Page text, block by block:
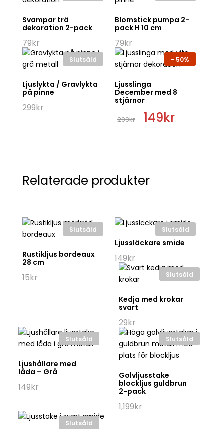
Svampar trä
dekoration 2-pack
79kr
Blomstick pumpa 2-
pack H 10 cm
79kr
Slutsåld
Ljuslykta / Gravlykta
på pinne
299kr
- 50%
Ljusslinga
December med 8
stjärnor
299kr Det
ursprungliga
149kr
Relaterade produkter
Slutsåld
Rustikljus bordeaux
28 cm
15kr
Slutsåld
Ljussläckare smide
149kr
Slutsåld
Kedja med krokar
svart
29kr
Slutsåld
Ljushållare med
låda – Grå
149kr
Slutsåld
Golvljusstake
blockljus guldbrun
2-pack
1,199kr
Slutsåld